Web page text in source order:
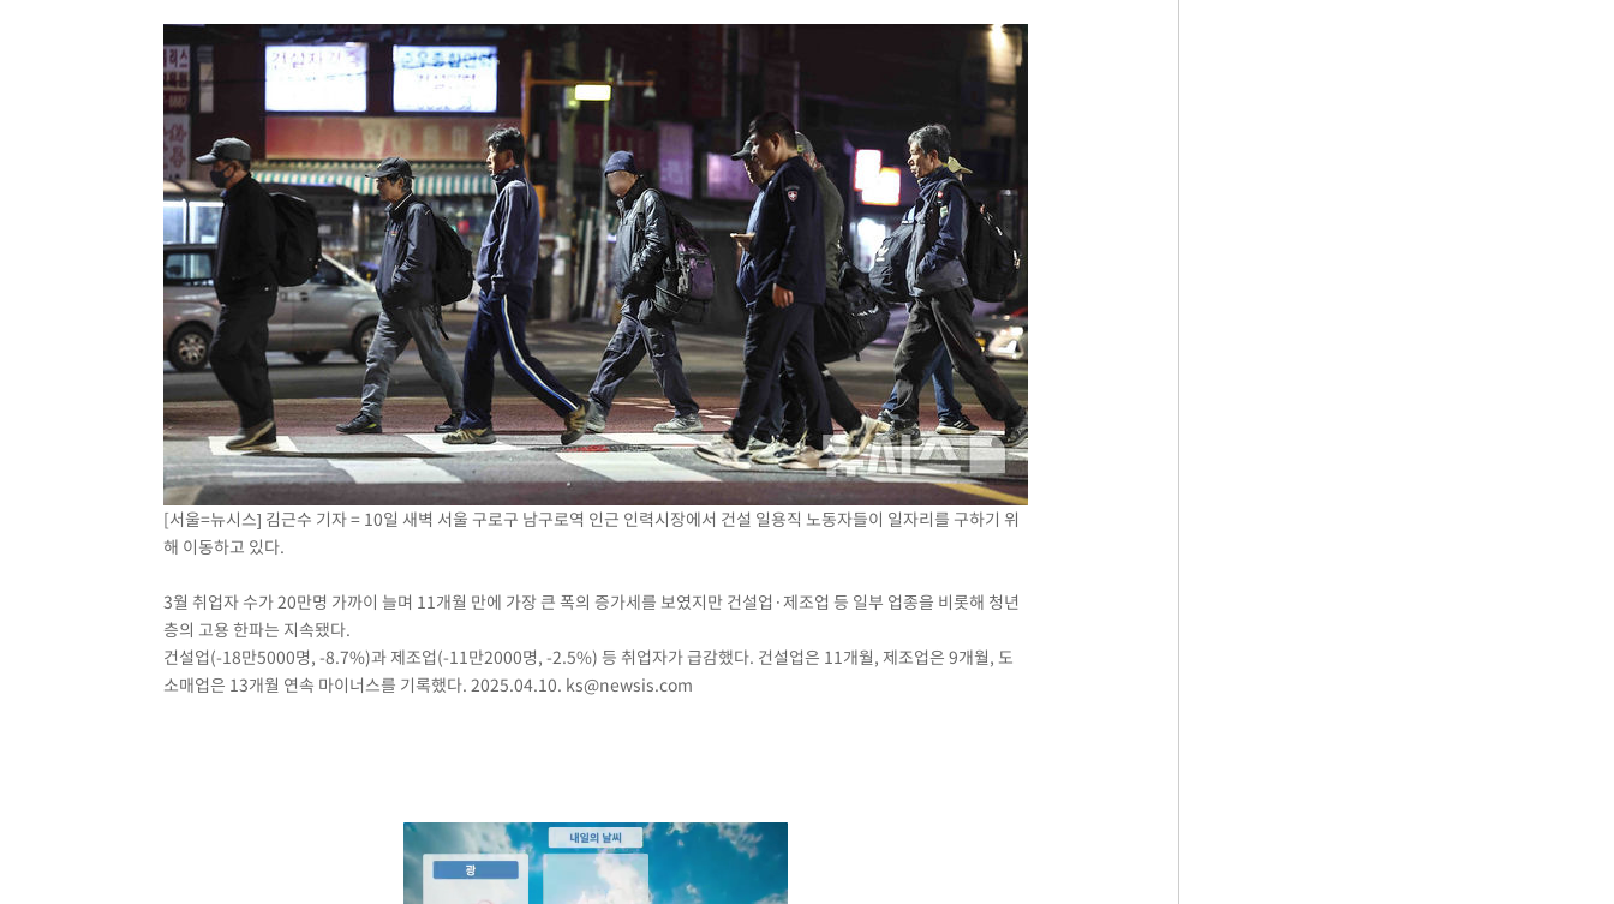
[서울=뉴시스] 김근수 기자 = 10일 새벽 서울 구로구 남구로역 인근 인력시장에서 건설 일용직 노동자들이 일자리를 구하기 위
해 이동하고 있다.
3월 취업자 수가 20만명 가까이 늘며 11개월 만에 가장 큰 폭의 증가세를 보였지만 건설업·제조업 등 일부 업종을 비롯해 청년
층의 고용 한파는 지속됐다.
건설업(-18만5000명, -8.7%)과 제조업(-11만2000명, -2.5%) 등 취업자가 급감했다. 건설업은 11개월, 제조업은 9개월, 도
소매업은 13개월 연속 마이너스를 기록했다. 2025.04.10. ks@newsis.com